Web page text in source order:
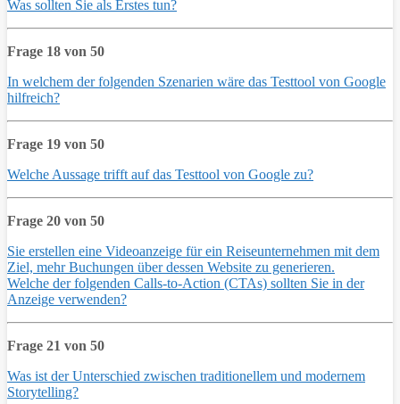
Was sollten Sie als Erstes tun?
Frage 18 von 50
In welchem der folgenden Szenarien wäre das Testtool von Google
hilfreich?
Frage 19 von 50
Welche Aussage trifft auf das Testtool von Google zu?
Frage 20 von 50
Sie erstellen eine Videoanzeige für ein Reiseunternehmen mit dem
Ziel, mehr Buchungen über dessen Website zu generieren.
Welche der folgenden Calls-to-Action (CTAs) sollten Sie in der
Anzeige verwenden?
Frage 21 von 50
Was ist der Unterschied zwischen traditionellem und modernem
Storytelling?